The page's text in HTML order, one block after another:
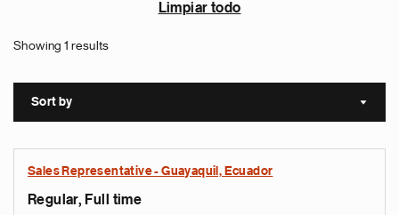
Limpiar todo
Showing 1 results
Sort by Sort
Sales Representative - Guayaquil, Ecuador
Regular, Full time